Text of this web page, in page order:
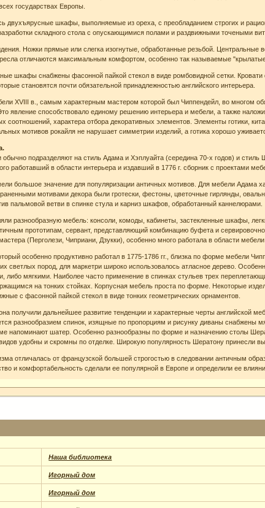
государствах Европы.
двухъярусные шкафы, выполняемые из ореха, с преобладанием строгих и
складного стола с опускающимися полами и раздвижными точеными
Ножки прямые или слегка изогнутые, обработанные резьбой.
отличаются максимальным комфортом, особенно так называемые
шкафы снабжены фасонной пайкой стекол в виде ромбовидной сетки.
становятся почти обязательной принадлежностью английского интерьера.
XVIII в., самым характерным мастером которой был Чиппендейл, во многом
явление способствовало единому решению интерьера и мебели, а также
соотношений, характера отбора декоративных элементов. Элементы готики,
мотивов рокайля не нарушает симметрии изделий, а готика хорошо
подразделяют на стиль Адама и Хэплуайта (середина 70-х годов) и
работавший в области интерьера и издавший в 1776 г. сборник с проектами
большое значение для популяризации античных мотивов. Для мебели Адама
мотивами декора были гротески, фестоны, цветочные гирлянды,
пальмовой ветви в спинке стула и карниз шкафов, обработанный каннелюрами.
разнообразную мебель: консоли, комоды, кабинеты, застекленные шкафы,
прототипам, сервант, представляющий комбинацию буфета и
(Перголези, Чиприани, Дзукки), особенно много работала в области
особенно продуктивно работал в 1775-1786 гг., близка по форме мебели
светлых пород, для маркетри широко использовалось атласное дерево.
либо мягкими. Наиболее часто применение в спинках стульев трех
на тонких стойках. Корпусная мебель проста по форме. Некоторые
с фасонной пайкой стекол в виде тонких геометрических орнаментов.
получили дальнейшее развитие тенденции и характерные черты английской
разнообразием спинок, изящные по пропорциям и рисунку диваны снабжены
напоминают шатер. Особенно разнообразны по форме и назначению столы
удобны и скромны по отделке. Широкую популярность Шератону принесли
отличалась от французской большей строгостью в следовании античным
и комфортабельность сделали ее популярной в Европе и определили ее
Наша библиотека
Игорный дом
Игорный дом